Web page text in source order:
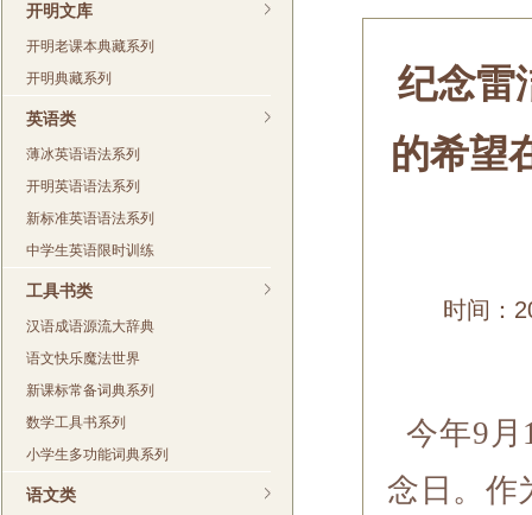
开明文库
开明老课本典藏系列
开明典藏系列
英语类
薄冰英语语法系列
开明英语语法系列
新标准英语语法系列
中学生英语限时训练
工具书类
汉语成语源流大辞典
语文快乐魔法世界
新课标常备词典系列
数学工具书系列
小学生多功能词典系列
语文类
纪念雷
的希望
时间：
今年9月
念日。作